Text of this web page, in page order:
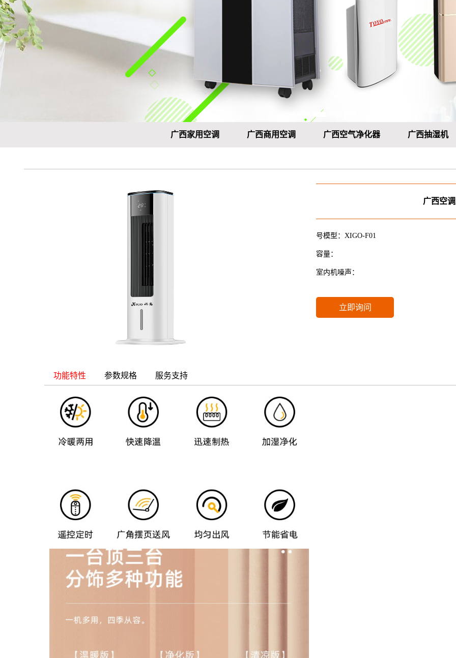
广西家用空调 广西商用空调 广西空气净化器 广西抽湿机
广西空
号模型：XIGO-F01
容量：
室内机噪声：
立即询问
功能特性 参数规格 服务支持